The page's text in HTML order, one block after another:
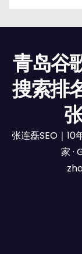
青岛谷
搜索排
张连磊SEO｜10
家 ·